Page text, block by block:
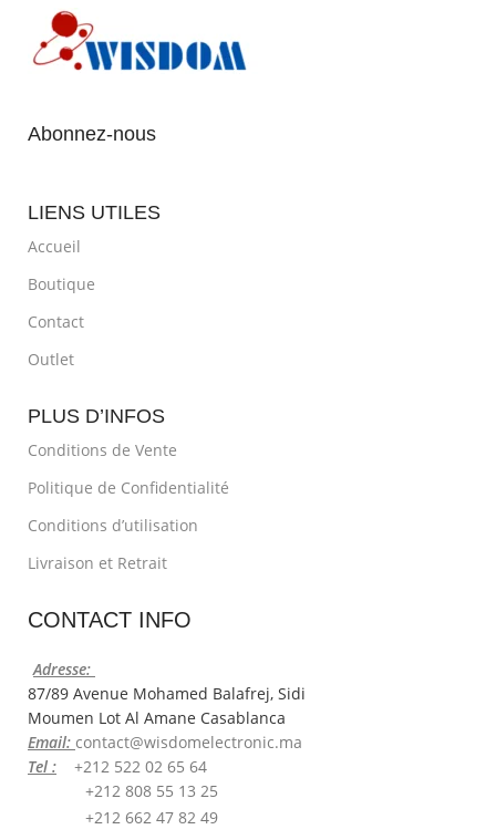
Abonnez-nous
LIENS UTILES
Accueil
Boutique
Contact
Outlet
PLUS D’INFOS
Conditions de Vente
Politique de Confidentialité
Conditions d’utilisation
Livraison et Retrait
CONTACT INFO
Adresse:
87/89 Avenue Mohamed Balafrej, Sidi
Moumen Lot Al Amane Casablanca
Email: contact@wisdomelectronic.ma
Tel : +212 522 02 65 64
+212 808 55 13 25
+212 662 47 82 49